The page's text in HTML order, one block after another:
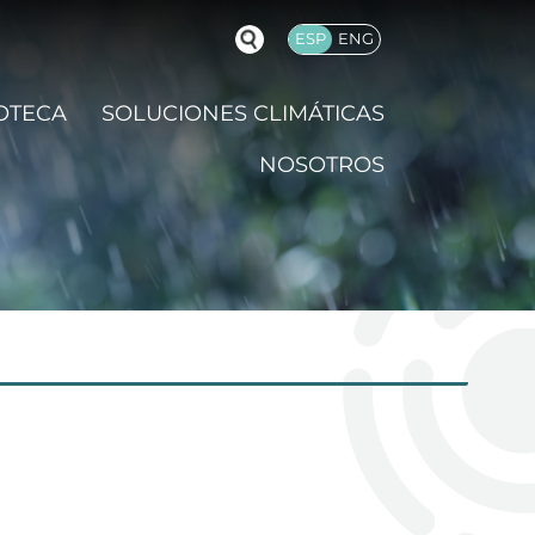
ESP ENG
SOLUCIONES CLIMÁTICAS
NOSOTROS